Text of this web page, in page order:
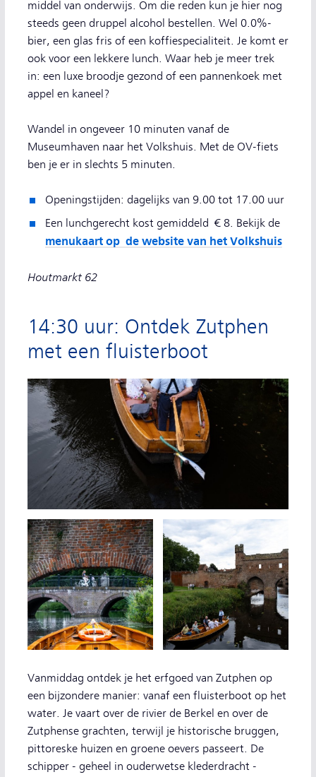
middel van onderwijs. Om die reden kun je hier nog
steeds geen druppel alcohol bestellen. Wel 0.0%-
bier, een glas fris of een koffiespecialiteit. Je komt er
ook voor een lekkere lunch. Waar heb je meer trek
in: een luxe broodje gezond of een pannenkoek met
appel en kaneel?
Wandel in ongeveer 10 minuten vanaf de
Museumhaven naar het Volkshuis. Met de OV-fiets
ben je er in slechts 5 minuten.
Openingstijden: dagelijks van 9.00 tot 17.00 uur
Een lunchgerecht kost gemiddeld € 8. Bekijk de
menukaart op de website van het Volkshuis
Houtmarkt 62
14:30 uur: Ontdek Zutphen
met een fluisterboot
Vanmiddag ontdek je het erfgoed van Zutphen op
een bijzondere manier: vanaf een fluisterboot op het
water. Je vaart over de rivier de Berkel en over de
Zutphense grachten, terwijl je historische bruggen,
pittoreske huizen en groene oevers passeert. De
schipper - geheel in ouderwetse klederdracht -